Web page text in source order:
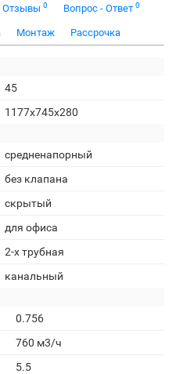
Отзывы 0 Вопрос - Ответ 0
Монтаж Рассрочка
45
1177x745x280
средненапорный
без клапана
скрытый
для офиса
2-х трубная
канальный
0.756
760 м3/ч
5.5